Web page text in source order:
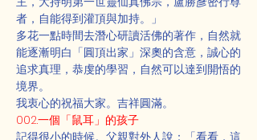
者，自能得到灌頂與加持。」
多花一點時間去潛心研讀活佛的著作，自然就
能逐漸明白「圓頂出家」深奧的含意，誠心的
追求真理，恭虔的學習，自然可以達到開悟的
境界。
我衷心的祝福大家。吉祥圓滿。
002.一個「鼠耳」的孩子
記得很小的時候。父親對外人說：「看看，這